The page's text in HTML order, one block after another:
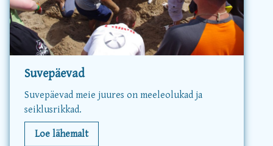
Suvepäevad
Suvepäevad meie juures on meeleolukad ja
seiklusrikkad.
Loe lähemalt